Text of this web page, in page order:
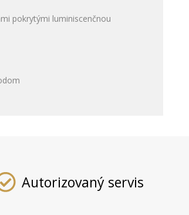
pokrytými luminiscenčnou
Autorizovaný servis